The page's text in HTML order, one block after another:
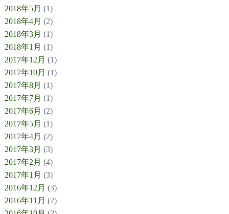
2018年5月 (1)
2018年4月 (2)
2018年3月 (1)
2018年1月 (1)
2017年12月 (1)
2017年10月 (1)
2017年8月 (1)
2017年7月 (1)
2017年6月 (2)
2017年5月 (1)
2017年4月 (2)
2017年3月 (3)
2017年2月 (4)
2017年1月 (3)
2016年12月 (3)
2016年11月 (2)